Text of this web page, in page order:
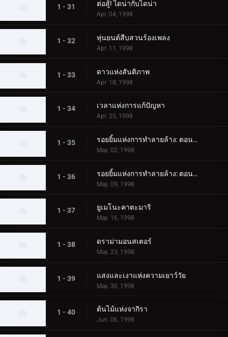
1 - 31 ต่อสู้! ไดน่ากับไดน่า
Apr. 04, 1998
1 - 32 หุ่นยนต์สืบสวนร้องเพลง
Apr. 11, 1998
1 - 33 ดาวแห่งสันติภาพ
Apr. 18, 1998
1 - 34 เวลาแห่งการแก้ปัญหา
Apr. 25, 1998
1 - 35 รอยยิ้มแห่งการทำลายล้าง: ตอนที่ 1
May. 02, 1998
1 - 36 รอยยิ้มแห่งการทำลายล้าง: ตอนที่ 2
May. 09, 1998
1 - 37 ยูเมโนะคาตะมาริ
May. 16, 1998
1 - 38 ดราม่ามอนสเตอร์
May. 23, 1998
1 - 39 แสงและเงาแห่งความเยาว์วัย
May. 30, 1998
1 - 40 ต้นไม้แห่งจากิรา
Jun. 06, 1998